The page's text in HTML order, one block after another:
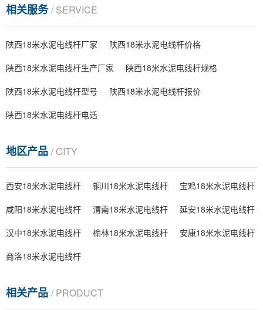
相关服务/ SERVICE
陕西18米水泥电线杆厂家
陕西18米水泥电线杆价格
陕西18米水泥电线杆生产厂家
陕西18米水泥电线杆规格
陕西18米水泥电线杆型号
陕西18米水泥电线杆报价
陕西18米水泥电线杆电话
地区产品 / CITY
西安18米水泥电线杆 铜川18米水泥电线杆
宝鸡18米水泥电线杆
咸阳18米水泥电线杆
渭南18米水泥电线杆
延安18米水泥电线杆
汉中18米水泥电线杆
榆林18米水泥电线杆
安康18米水泥电线杆
商洛18米水泥电线杆
相关产品 / PRODUCT